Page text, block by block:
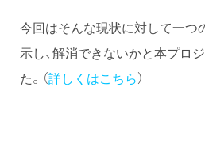
今回はそんな現状に対して一つ
示し、解消できないかと本プロ
た。（詳しくはこちら）